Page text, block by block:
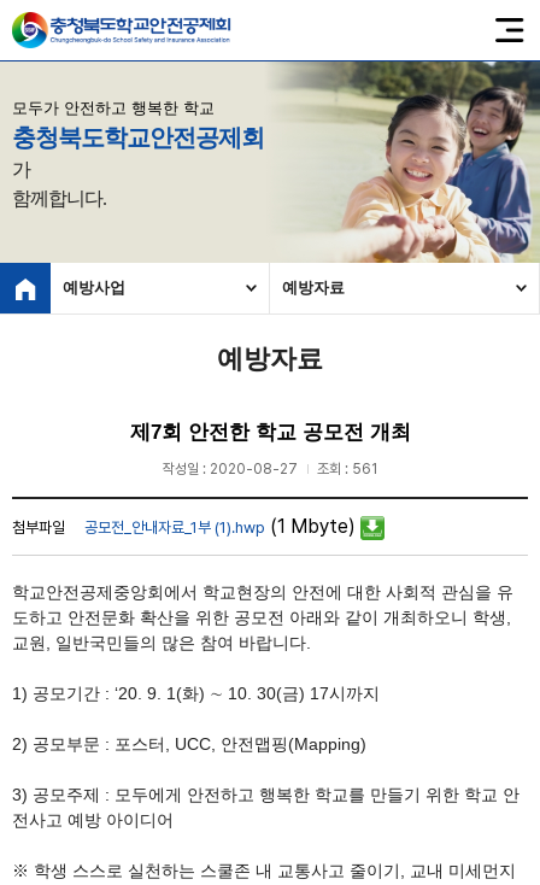
모두가 안전하고 행복한 학교
충청북도학교안전공제회
가
함께합니다.
예방사업 예방자료
예방자료
제7회 안전한 학교 공모전 개최
작성일 : 2020-08-27 조회 : 561
첨부파일 공모전_안내자료_1부 (1).hwp (1 Mbyte)
학교안전공제중앙회에서 학교현장의 안전에 대한 사회적 관심을 유
도하고 안전문화 확산을 위한 공모전 아래와 같이 개최하오니 학생,
교원, 일반국민들의 많은 참여 바랍니다.
1) 공모기간 : ‘20. 9. 1(화) ∼ 10. 30(금) 17시까지
2) 공모부문 : 포스터, UCC, 안전맵핑(Mapping)
3) 공모주제 : 모두에게 안전하고 행복한 학교를 만들기 위한 학교 안
전사고 예방 아이디어
※ 학생 스스로 실천하는 스쿨존 내 교통사고 줄이기, 교내 미세먼지